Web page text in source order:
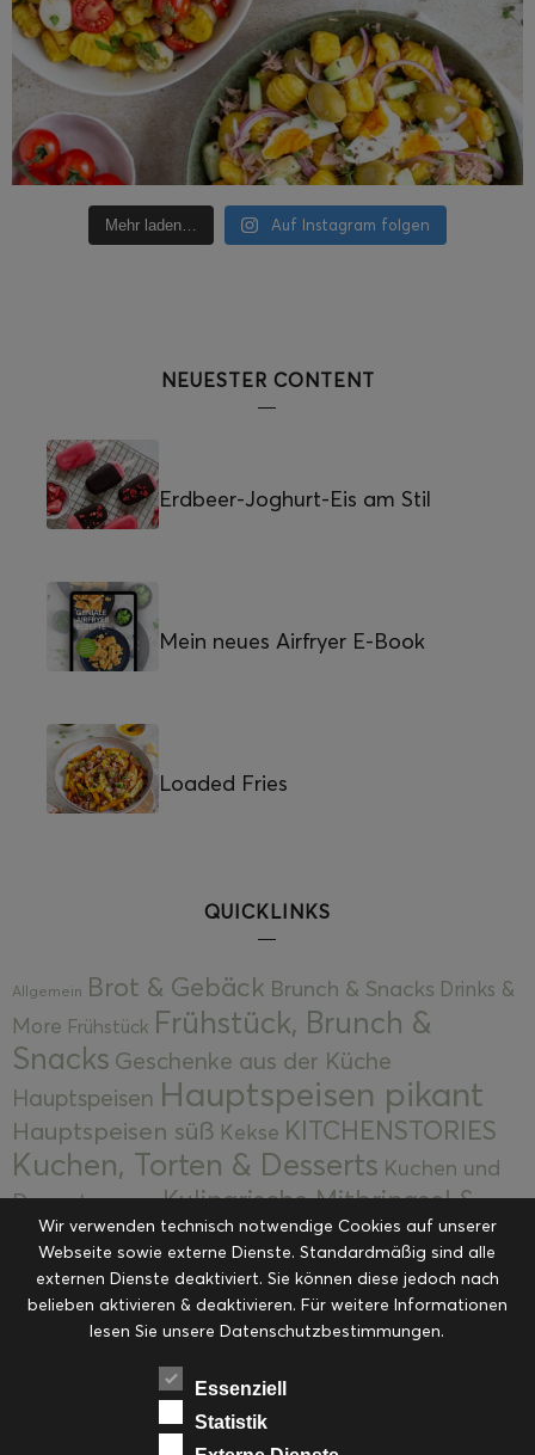
Mehr laden… Auf Instagram folgen
NEUESTER CONTENT
Erdbeer-Joghurt-Eis am Stil
Mein neues Airfryer E-Book
Loaded Fries
QUICKLINKS
Allgemein Brot & Gebäck Brunch & Snacks Drinks &
More Frühstück Frühstück, Brunch &
Snacks Geschenke aus der Küche
Hauptspeisen Hauptspeisen pikant
Hauptspeisen süß Kekse KITCHENSTORIES
Kuchen, Torten & Desserts Kuchen und
Desserts
Kulinarische Mitbringsel &
Eingemachtes Ohne Kategorie Ostern Resteküche
RezepteSaisonalSliderStartseite
Suppen, Salate & Vorspeisen Vorspeisen &
Vorspeisen, Salate & Suppen
Weihnachten Workshops & Events
Wir verwenden technisch notwendige Cookies auf unserer
Webseite sowie externe Dienste. Standardmäßig sind alle
externen Dienste deaktiviert. Sie können diese jedoch nach
belieben aktivieren & deaktivieren. Für weitere Informationen
lesen Sie unsere Datenschutzbestimmungen.
Essenziell
Statistik